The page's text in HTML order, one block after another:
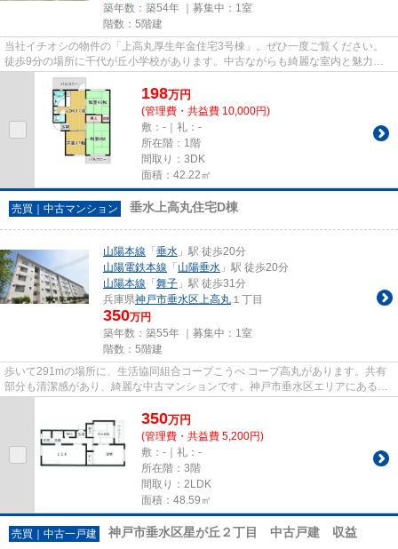
築年数：築54年 ｜募集中： 1室
階数：5階建
当社イチオシの物件の「上高丸厚生年金住宅3号棟」。ぜひ一度ご覧ください。
徒歩9分の場所に千代が丘小学校があります。中古ながらも綺麗な室内と魅力的
な住環境のマンションです。不...
198万円
(管理費・共益費 10,000円)
敷：-｜礼：-
所在階：1階
間取り：3DK
面積：42.22㎡
売買｜中古マンション 垂水上高丸住宅D棟
山陽本線 「 垂水 」駅 徒歩20分
山陽電鉄本線 「 山陽垂水 」駅 徒歩20分
山陽本線 「 舞子 」駅 徒歩31分
兵庫県神戸市垂水区上高丸 １丁目
350万円
築年数：築55年 ｜募集中： 1室
階数：5階建
歩いて291mの場所に、生活協同組合コープこうべ コープ高丸があります。共有
部分も清潔感があり、綺麗な中古マンションです。神戸市垂水区エリアにある山
350万円
(管理費・共益費 5,200円)
敷：-｜礼：-
所在階：3階
間取り：2LDK
面積：48.59㎡
売買｜中古一戸建 神戸市垂水区星が丘２丁目 中古戸建 収益